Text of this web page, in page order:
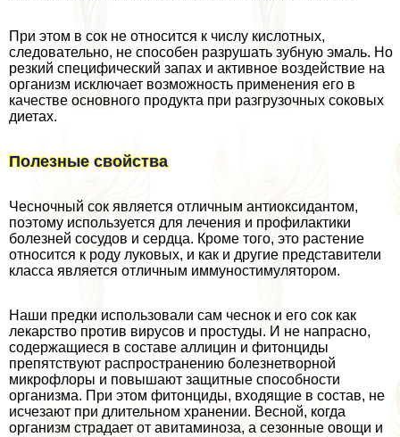
При этом в сок не относится к числу кислотных,
следовательно, не способен разрушать зубную эмаль. Но
резкий специфический запах и активное воздействие на
организм исключает возможность применения его в
качестве основного продукта при разгрузочных соковых
диетах.
Полезные свойства
Чесночный сок является отличным антиоксидантом,
поэтому используется для лечения и профилактики
болезней сосудов и сердца. Кроме того, это растение
относится к роду луковых, и как и другие представители
класса является отличным иммуностимулятором.
Наши предки использовали сам чеснок и его сок как
лекарство против вирусов и простуды. И не напрасно,
содержащиеся в составе аллицин и фитонциды
препятствуют распространению болезнетворной
микрофлоры и повышают защитные способности
организма. При этом фитонциды, входящие в состав, не
исчезают при длительном хранении. Весной, когда
организм страдает от авитаминоза, а сезонные овощи и